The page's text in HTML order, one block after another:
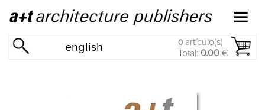
english 0 artículo(s)
Total: 0.00 €